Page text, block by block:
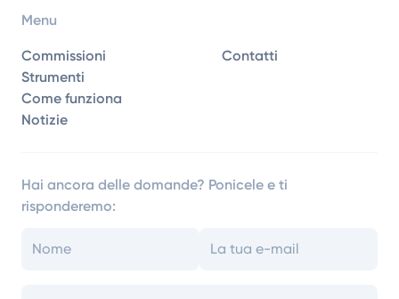
Menu
Commissioni
Strumenti
Come funziona
Notizie
Contatti
Hai ancora delle domande? Ponicele e ti
risponderemo: